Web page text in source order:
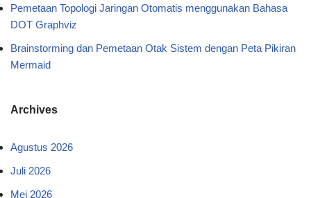
Pemetaan Topologi Jaringan Otomatis menggunakan Bahasa
DOT Graphviz
Brainstorming dan Pemetaan Otak Sistem dengan Peta Pikiran
Mermaid
Archives
Agustus 2026
Juli 2026
Mei 2026